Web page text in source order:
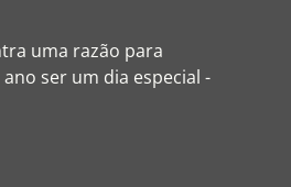
uma razão para
ser um dia especial -